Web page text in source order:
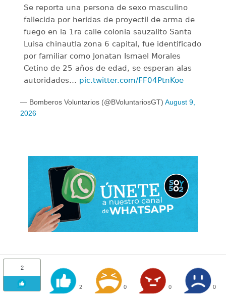
Se reporta una persona de sexo masculino
fallecida por heridas de proyectil de arma de
fuego en la 1ra calle colonia sauzalito Santa
Luisa chinautla zona 6 capital, fue identificado
por familiar como Jonatan Ismael Morales
Cetino de 25 años de edad, se esperan alas
autoridades… pic.twitter.com/FF04PtnKoe
— Bomberos Voluntarios (@BVoluntariosGT) August 9,
2026
2
2 0 0 0